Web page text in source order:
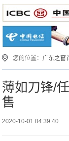
您的位置： 广东之窗
薄如刀锋/
售
2020-10-01 04:39:40